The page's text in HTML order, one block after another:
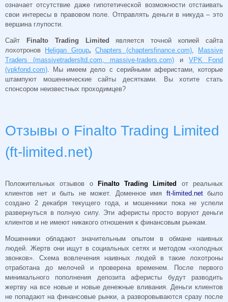
означает отсутствие даже гипотетической возможности отстаивать
свои интересы в правовом поле. Отправлять деньги в никуда – это
вершина глупости.
Сайт Finalto Trading Limited
является точной копией сайта
лохотронов
Heligan Group, Chapters (chaptersfinance.com),
Massive
Traders (massivetradersltd.com, massive-traders.com) и VPK Fond
(vpkfond.com) . Мы имеем дело с серийными аферистами, которые
штампуют мошеннические сайты десятками. Вы хотите стать
спонсором неизвестных проходимцев?
Отзывы о Finalto Trading Limited
(ft-limited.net)
Положительных отзывов о Finalto Trading Limited
от реальных
клиентов нет и быть не может. Доменное имя ft-limited.netбыло
создано 2 декабря текущего года, и мошенники пока не успели
развернуться в полную силу. Эти аферисты просто воруют деньги
клиентов и не имеют никакого отношения к финансовым рынкам.
Мошенники обладают значительным опытом в обмане наивных
людей. Жертв они ищут в социальных сетях и методом «холодных
звонков». Схема вовлечения наивных людей в такие лохотроны
отработана до мелочей и проверена временем. После первого
минимального пополнения депозита аферисты будут разводить
жертву на все новые и новые денежные вливания. Деньги клиентов
не попадают на финансовые рынки, а разворовываются сразу после